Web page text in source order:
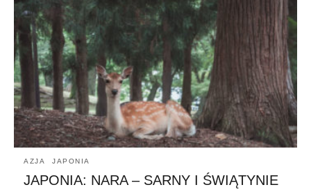
AZJA JAPONIA
JAPONIA: NARA – SARNY I ŚWIĄTYNIE